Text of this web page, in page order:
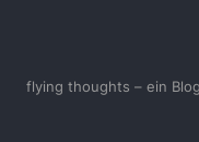
flying thoughts – ein